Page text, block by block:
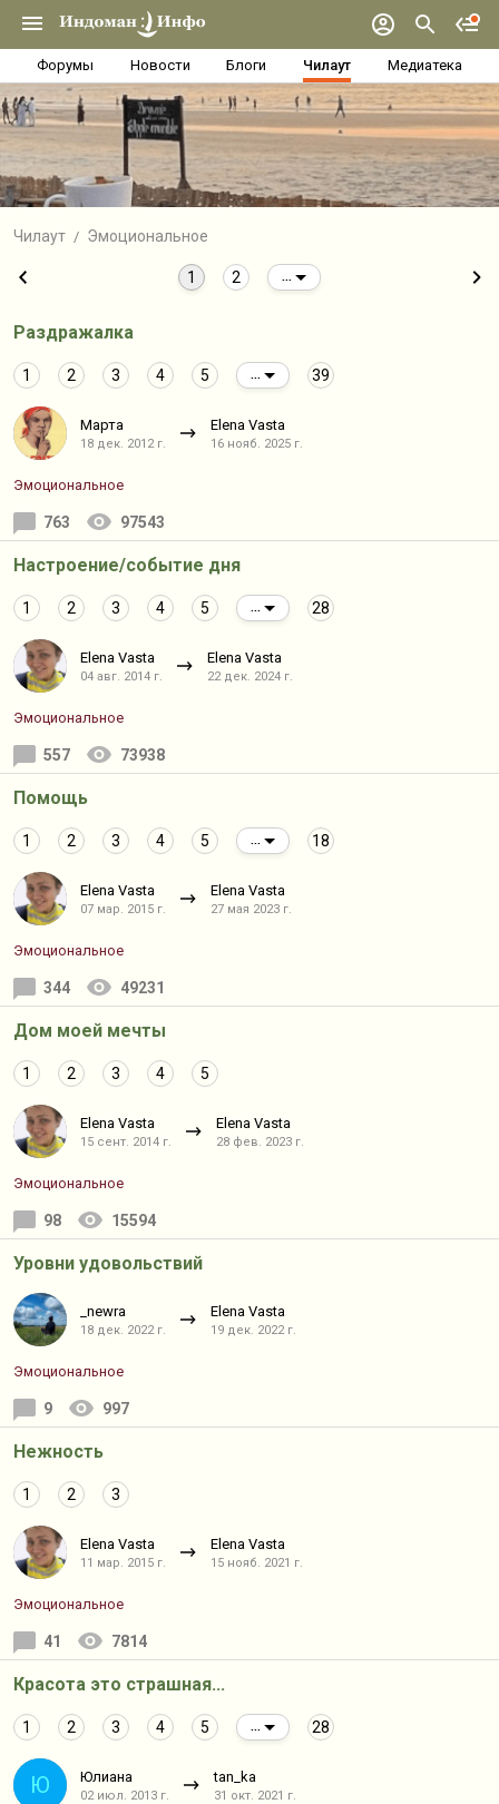
Форумы Новости Блоги Чилаут Медиатека
Чилаут Эмоциональное
1 2
Раздражалка
1 2 3 4 5 39
Марта
18 дек. 2012 г.
Elena Vasta
16 нояб. 2025 г.
Эмоциональное
763 97543
Настроение/событие дня
1 2 3 4 5 28
Elena Vasta
04 авг. 2014 г.
Elena Vasta
22 дек. 2024 г.
Эмоциональное
557 73938
Помощь
1 2 3 4 5 18
Elena Vasta
07 мар. 2015 г.
Elena Vasta
27 мая 2023 г.
Эмоциональное
344 49231
Дом моей мечты
1 2 3 4 5
Elena Vasta
15 сент. 2014 г.
Elena Vasta
28 фев. 2023 г.
Эмоциональное
98 15594
Уровни удовольствий
_newra
18 дек. 2022 г.
Elena Vasta
19 дек. 2022 г.
Эмоциональное
9 997
Нежность
1 2 3
Elena Vasta
11 мар. 2015 г.
Elena Vasta
15 нояб. 2021 г.
Эмоциональное
41 7814
Красота это страшная...
1 2 3 4 5 28
Ю Юлиана
02 июл. 2013 г.
tan_ka
31 окт. 2021 г.